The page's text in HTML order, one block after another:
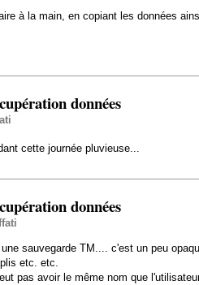
à la main, en copiant les données
données
cette journée pluvieuse...
données
sauvegarde TM.... c'est un peu
etc. etc.
pas avoir le même nom que